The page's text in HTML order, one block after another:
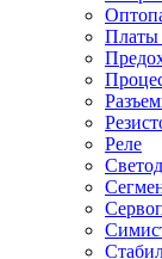
Реле